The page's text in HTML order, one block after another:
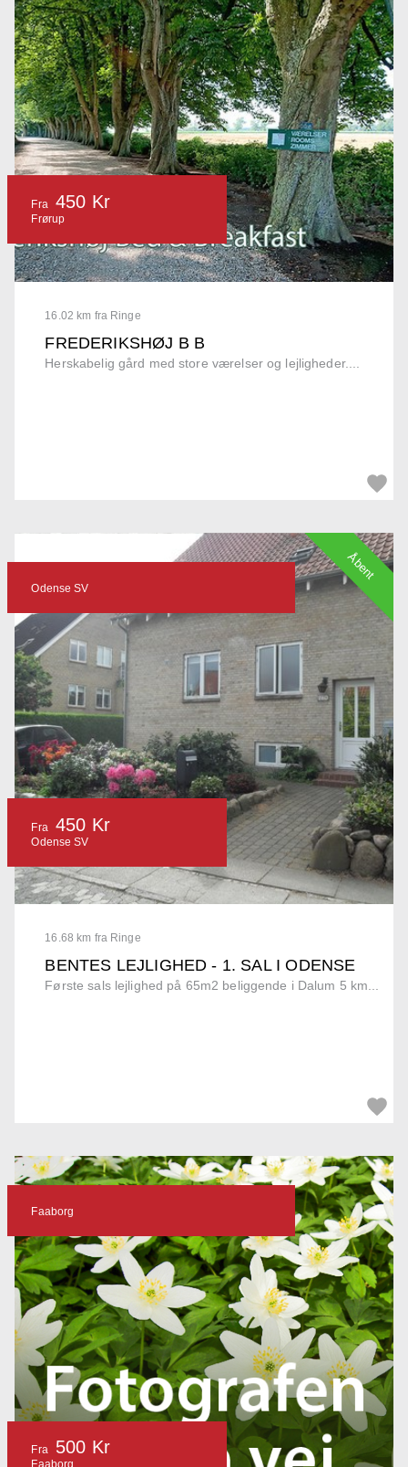
16.02 km fra Ringe
FREDERIKSHØJ B B
Herskabelig gård med store værelser og lejligheder....
Fra 450 Kr
Frørup
16.68 km fra Ringe
BENTES LEJLIGHED - 1. SAL I ODENSE
Første sals lejlighed på 65m2 beliggende i Dalum 5 km...
Odense SV
Fra 450 Kr
Odense SV
Åbent
Faaborg
Fra 500 Kr